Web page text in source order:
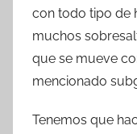
con todo tipo de
muchos
que se mueve
mencionado
Tenemos que